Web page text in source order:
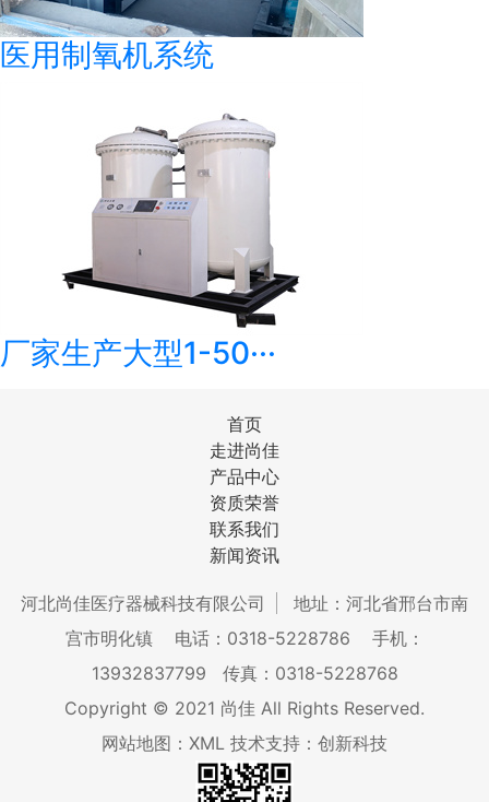
医用制氧机系统
厂家生产大型1-50···
首页
走进尚佳
产品中心
资质荣誉
联系我们
新闻资讯
河北尚佳医疗器械科技有限公司
地址：河北省邢台市南
宫市明化镇
电话：0318-5228786
手机：
13932837799
传真：0318-5228768
Copyright © 2021 尚佳 All Rights Reserved.
网站地图：XML 技术支持：创新科技